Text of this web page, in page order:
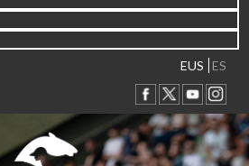
EUS ES
11:15
17:30 Irailaren 6a / 6 de
Irailaren 13a / 13 de
09 11:30 Irailaren 30a / 30 de